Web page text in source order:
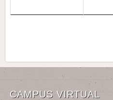
CAMPUS VIRTUAL